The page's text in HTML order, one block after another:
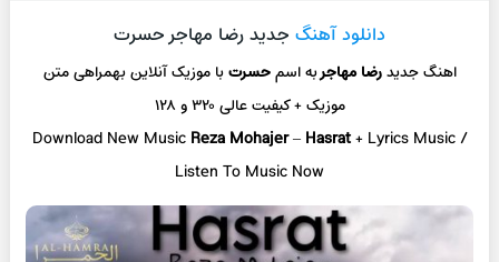
دانلود آهنگ جدید رضا مهاجر حسرت
اهنگ جدیدرضا مهاجربه اسمحسرتبا موزیک آنلاینبهمراهی متن
موزیک + کیفیت عالی ۳۲۰ و ۱۲۸
Download New Music Reza Mohajer–Hasrat+ Lyrics Music /
Listen To Music Now